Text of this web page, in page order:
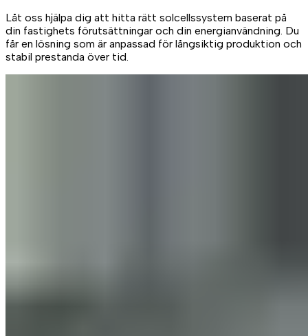
Låt oss hjälpa dig att hitta rätt solcellssystem baserat på
din fastighets förutsättningar och din energianvändning. Du
får en lösning som är anpassad för långsiktig produktion och
stabil prestanda över tid.